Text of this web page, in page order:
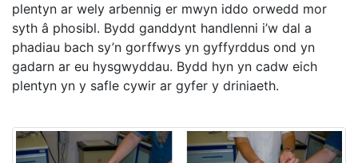
plentyn ar wely arbennig er mwyn iddo orwedd mor
syth â phosibl. Bydd ganddynt handlenni i’w dal a
phadiau bach sy’n gorffwys yn gyffyrddus ond yn
gadarn ar eu hysgwyddau. Bydd hyn yn cadw eich
plentyn yn y safle cywir ar gyfer y driniaeth.